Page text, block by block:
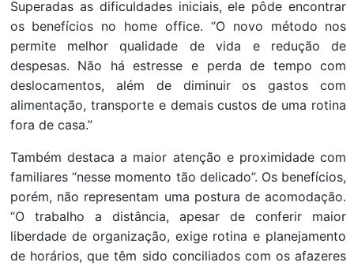
Superadas as dificuldades iniciais, ele pôde encontrar
os benefícios no home office. “O novo método nos
permite melhor qualidade de vida e redução de
despesas. Não há estresse e perda de tempo com
deslocamentos, além de diminuir os gastos com
alimentação, transporte e demais custos de uma rotina
fora de casa.”
Também destaca a maior atenção e proximidade com
familiares “nesse momento tão delicado”. Os benefícios,
porém, não representam uma postura de acomodação.
“O trabalho a distância, apesar de conferir maior
liberdade de organização, exige rotina e planejamento
de horários, que têm sido conciliados com os afazeres